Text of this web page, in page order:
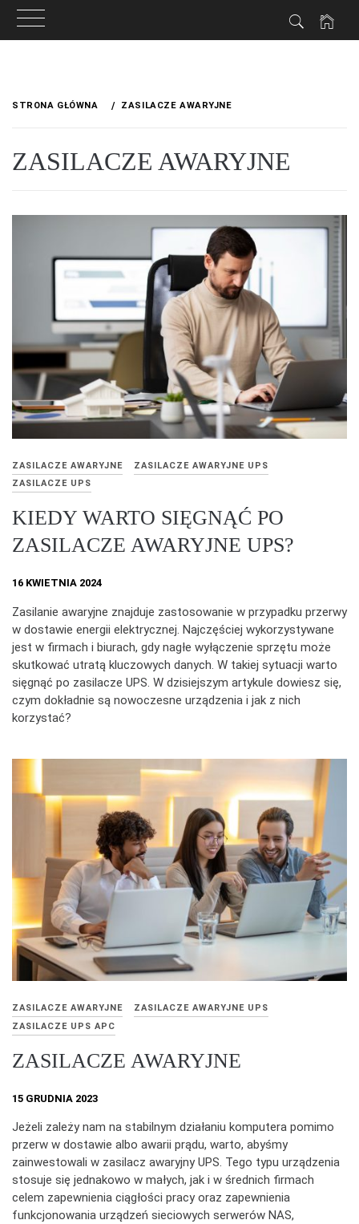
STRONA GŁÓWNA ZASILACZE AWARYJNE
ZASILACZE AWARYJNE
ZASILACZE AWARYJNE
ZASILACZE AWARYJNE UPS
ZASILACZE UPS
KIEDY WARTO SIĘGNĄĆ PO
ZASILACZE AWARYJNE UPS?
16 KWIETNIA 2024
Zasilanie awaryjne znajduje zastosowanie w przypadku przerwy
w dostawie energii elektrycznej. Najczęściej wykorzystywane
jest w firmach i biurach, gdy nagłe wyłączenie sprzętu może
skutkować utratą kluczowych danych. W takiej sytuacji warto
sięgnąć po zasilacze UPS. W dzisiejszym artykule dowiesz się,
czym dokładnie są nowoczesne urządzenia i jak z nich
korzystać?
ZASILACZE AWARYJNE
ZASILACZE AWARYJNE UPS
ZASILACZE UPS APC
ZASILACZE AWARYJNE
15 GRUDNIA 2023
Jeżeli zależy nam na stabilnym działaniu komputera pomimo
przerw w dostawie albo awarii prądu, warto, abyśmy
zainwestowali w zasilacz awaryjny UPS. Tego typu urządzenia
stosuje się jednakowo w małych, jak i w średnich firmach
celem zapewnienia ciągłości pracy oraz zapewnienia
funkcjonowania urządzeń sieciowych serwerów NAS,